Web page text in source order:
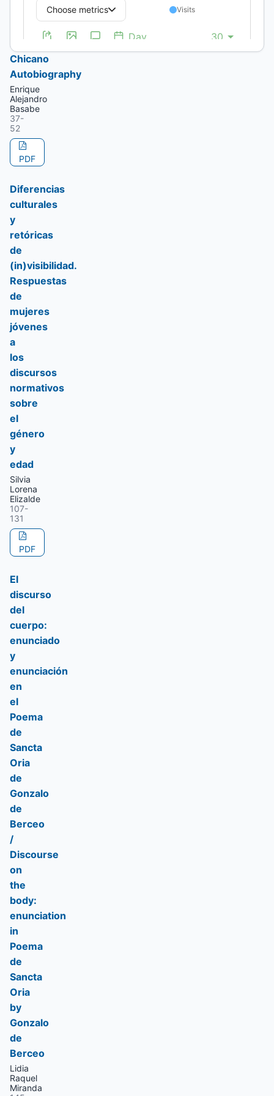
in
Chicano
Autobiography
Enrique
Alejandro
Basabe
37-
52
PDF
Diferencias
culturales
y
retóricas
de
(in)visibilidad.
Respuestas
de
mujeres
jóvenes
a
los
discursos
normativos
sobre
el
género
y
edad
Silvia
Lorena
Elizalde
107-
131
PDF
El
discurso
del
cuerpo:
enunciado
y
enunciación
en
el
Poema
de
Sancta
Oria
de
Gonzalo
de
Berceo
/
Discourse
on
the
body:
enunciation
in
Poema
de
Sancta
Oria
by
Gonzalo
de
Berceo
Lidia
Raquel
Miranda